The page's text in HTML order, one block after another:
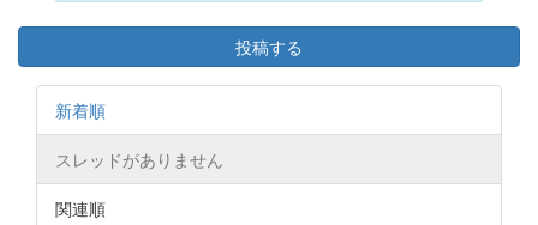
投稿する
新着順
スレッドがありません
関連順